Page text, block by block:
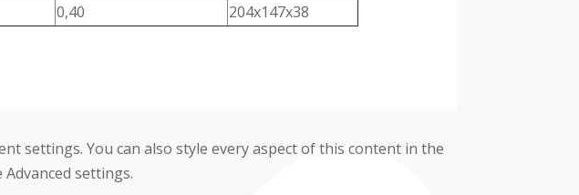
0,40 204x147x38
settings. You can also style every aspect of this content in the
settings.